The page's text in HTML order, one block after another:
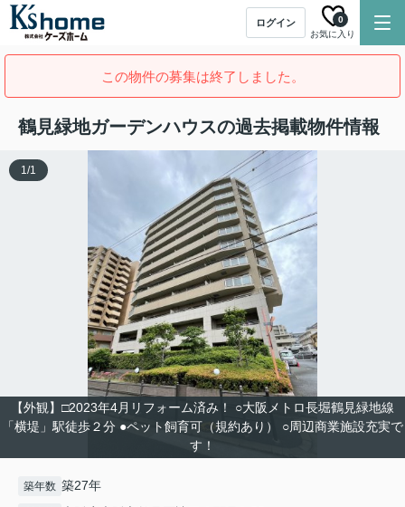
ログイン
お気に入り
0
この物件の募集は終了しました。
鶴見緑地ガーデンハウスの過去掲載物件情報
【外観】□2023年4月リフォーム済み！ ○大阪メトロ長堀鶴見緑地線
「横堤」駅徒歩２分 ●ペット飼育可（規約あり） ○周辺商業施設充実で
す！
1/1
築年数 築27年